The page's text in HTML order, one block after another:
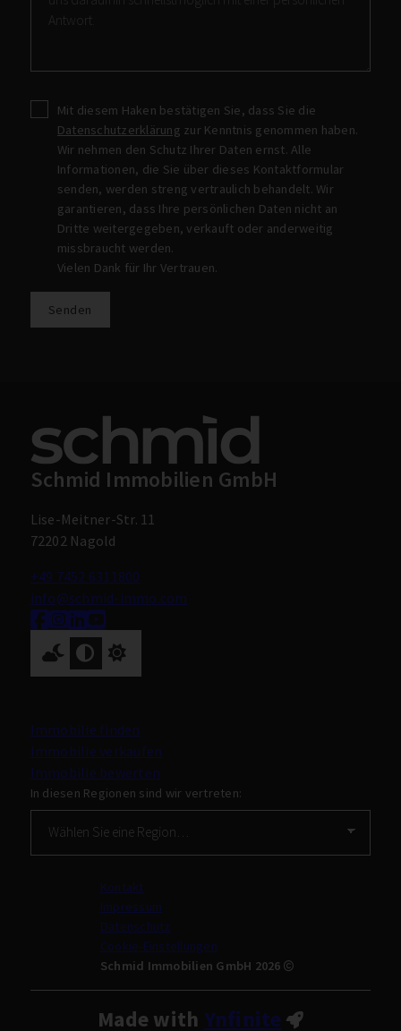
Mit diesem Haken bestätigen Sie, dass Sie die
Datenschutzerklärung zur Kenntnis genommen haben.
Wir nehmen den Schutz Ihrer Daten ernst. Alle
Informationen, die Sie über dieses Kontaktformular
senden, werden streng vertraulich behandelt. Wir
garantieren, dass Ihre persönlichen Daten nicht an
Dritte weitergegeben, verkauft oder anderweitig
missbraucht werden.
Vielen Dank für Ihr Vertrauen.
Senden
Schmid Immobilien GmbH
Lise-Meitner-Str. 11
72202 Nagold
+49 7452 6311800
info@schmid-immo.com
In diesen Regionen sind wir vertreten:
Immobilie finden
Immobilie verkaufen
Immobilie bewerten
Kontakt
Impressum
Datenschutz
Cookie-Einstellungen
Schmid Immobilien GmbH 2026
Made with Ynfinite